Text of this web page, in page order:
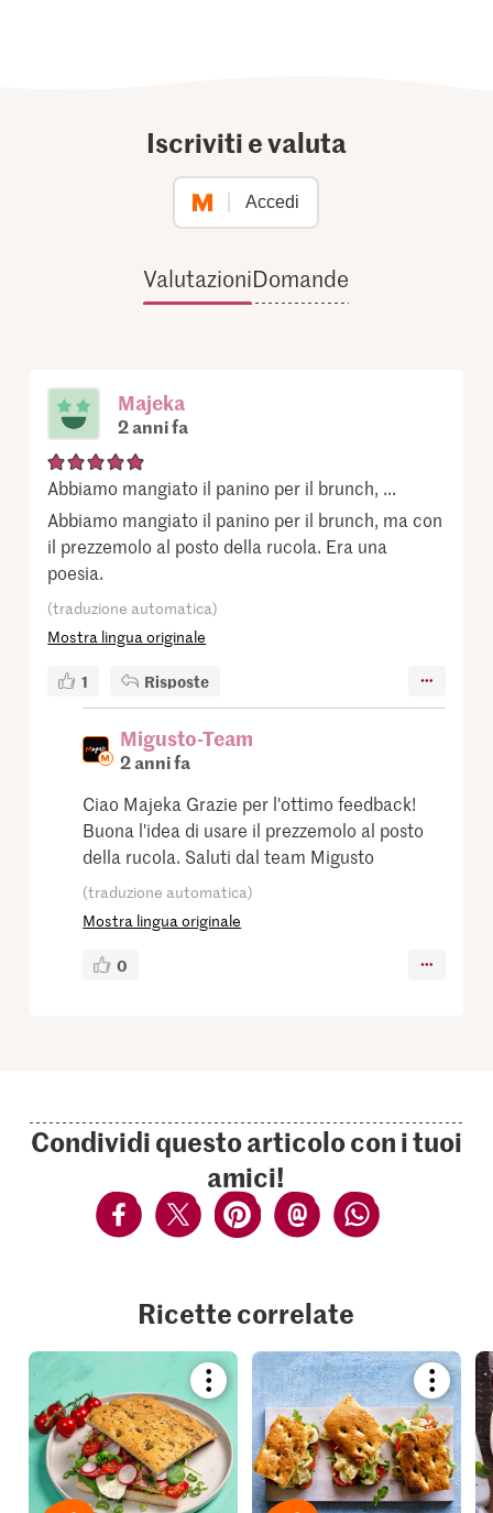
Iscriviti e valuta
Accedi
ValutazioniDomande
Majeka
2 anni fa
Abbiamo mangiato il panino per il brunch, ...
Abbiamo mangiato il panino per il brunch, ma con
il prezzemolo al posto della rucola. Era una
poesia.
(traduzione automatica)
Mostra lingua originale
1 Risposte
Migusto-Team
2 anni fa
Ciao Majeka Grazie per l'ottimo feedback!
Buona l'idea di usare il prezzemolo al posto
della rucola. Saluti dal team Migusto
(traduzione automatica)
Mostra lingua originale
0
Condividi questo articolo con i tuoi
amici!
Ricette correlate
Bookmark
recipe
or
add
it
your
collections.
recipe
or
add
it
to
your